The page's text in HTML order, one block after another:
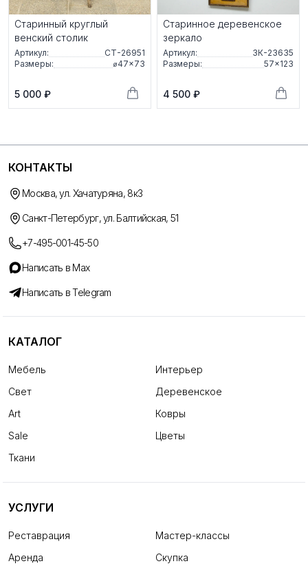
Старинный круглый
венский столик
Артикул:
СТ-26951
Размеры:
⌀47×73
5 000 ₽
Старинное деревенское
зеркало
Артикул:
ЗК-23635
Размеры:
57×123
4 500 ₽
КОНТАКТЫ
Москва, ул. Хачатуряна, 8к3
Санкт-Петербург, ул. Балтийская, 51
+7-495-001-45-50
Написать в Max
Написать в Telegram
КАТАЛОГ
Мебель
Интерьер
Свет
Деревенское
Art
Ковры
Sale
Цветы
Ткани
УСЛУГИ
Реставрация
Мастер-классы
Аренда
Скупка